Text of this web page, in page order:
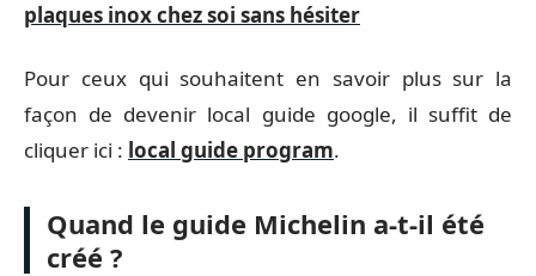
plaques inox chez soi sans hésiter
Pour ceux qui souhaitent en savoir plus sur la
façon de devenir local guide google, il suffit de
cliquer ici : local guide program.
Quand le guide Michelin a-t-il été
créé ?